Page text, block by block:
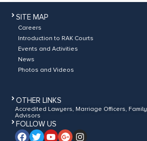
SITE MAP
Careers
Introduction to RAK Courts
Events and Activities
News
Photos and Videos
OTHER LINKS
Accredited Lawyers, Marriage Officers, Family
Advisors
FOLLOW US